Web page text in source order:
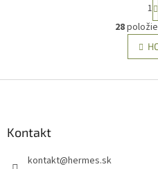
l
t
r
1
28
Kontakt
kontakt@hermes.sk